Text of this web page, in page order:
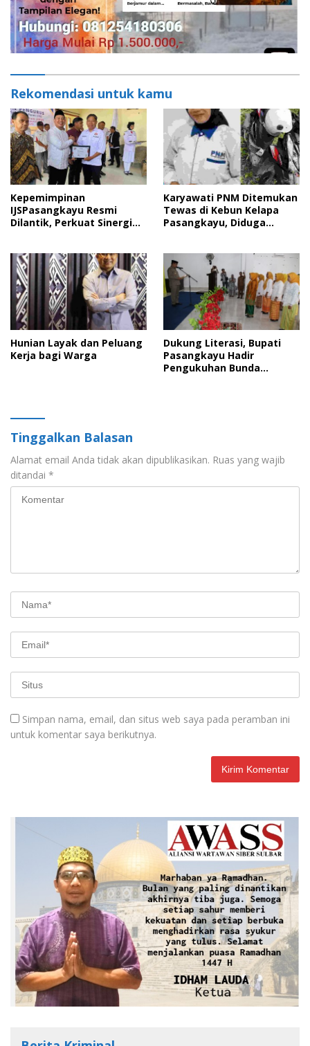
Rekomendasi untuk kamu
Kepemimpinan
IJSPasangkayu Resmi
Dilantik, Perkuat Sinergi
Karyawati PNM Ditemukan
Tewas di Kebun Kelapa
Pasangkayu, Diduga
Hunian Layak dan Peluang
Kerja bagi Warga
Dukung Literasi, Bupati
Pasangkayu Hadir
Pengukuhan Bunda
Tinggalkan Balasan
Alamat email Anda tidak akan dipublikasikan. Ruas yang wajib
ditandai *
Simpan nama, email, dan situs web saya pada peramban ini
untuk komentar saya berikutnya.